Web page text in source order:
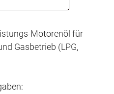
Motorenöl für
Gasbetrieb (LPG,